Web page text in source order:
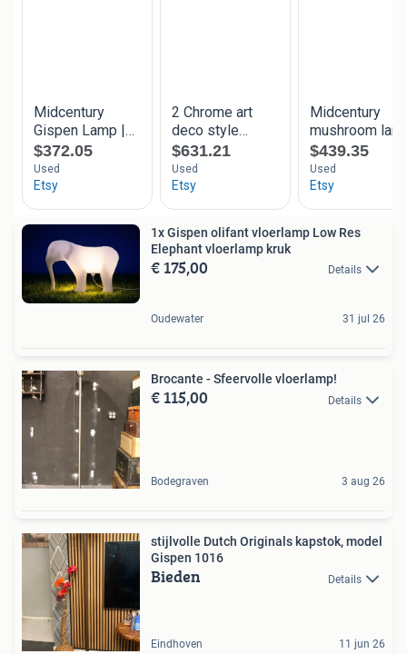
1x Gispen olifant vloerlamp Low Res
Elephant vloerlamp kruk
€ 175,00 Details
Oudewater 31 jul 26
Brocante - Sfeervolle vloerlamp!
€ 115,00 Details
Bodegraven 3 aug 26
stijlvolle Dutch Originals kapstok, model
Gispen 1016
Bieden Details
Eindhoven 11 jun 26